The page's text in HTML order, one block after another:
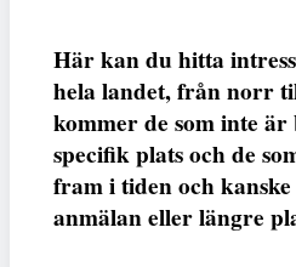
Här kan du hitta
hela landet, från norr
kommer de som inte
specifik plats och de
fram i tiden och
anmälan eller längre